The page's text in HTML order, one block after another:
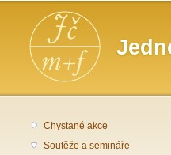
Hlavní menu
Chystané akce
Soutěže a semináře